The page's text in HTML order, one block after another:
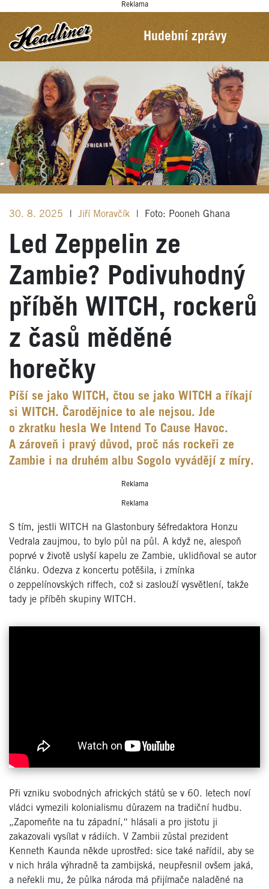
Reklama
Hudební zprávy
30. 8. 2025 Jiří Moravčík Foto: Pooneh Ghana
Led Zeppelin ze
Zambie? Podivuhodný
příběh WITCH, rockerů
z časů měděné
horečky
Píší se jako WITCH, čtou se jako WITCH a říkají
si WITCH. Čarodějnice to ale nejsou. Jde
o zkratku hesla We Intend To Cause Havoc.
A zároveň i pravý důvod, proč nás rockeři ze
Zambie i na druhém albu Sogolo vyvádějí z míry.
Reklama
Reklama
S tím, jestli WITCH na Glastonbury šéfredaktora Honzu
Vedrala zaujmou, to bylo půl na půl. A když ne, alespoň
poprvé v životě uslyší kapelu ze Zambie, uklidňoval se autor
článku. Odezva z koncertu potěšila, i zmínka
o zeppelínovských riffech, což si zaslouží vysvětlení, takže
tady je příběh skupiny WITCH.
Při vzniku svobodných afrických států se v 60. letech noví
vládci vymezili kolonialismu důrazem na tradiční hudbu.
„Zapomeňte na tu západní,“ hlásali a pro jistotu ji
zakazovali vysílat v rádiích. V Zambii zůstal prezident
Kenneth Kaunda někde uprostřed: sice také nařídil, aby se
v nich hrála výhradně ta zambijská, neupřesnil ovšem jaká,
a neřekli mu, že půlka národa má přijímače naladěné na